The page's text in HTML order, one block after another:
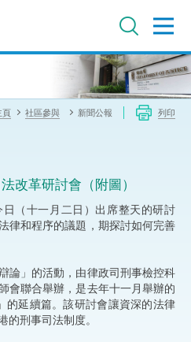
頁 社區參與 新聞公報 列印
改革研討會（附圖）
（十一月二日）出席整天的研討
律和程序的議題，期探討如何完善
」的活動，由律政司刑事檢控科
會聯合舉辦，是去年十一月舉辦的
的延續篇。該研討會讓資深的法律
刑事司法制度。